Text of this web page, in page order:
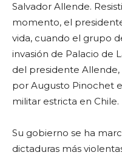
Salvador Allende.
momento, el
vida, cuando el grupo
invasión de Palacio de
del presidente
por Augusto Pinochet
militar estricta en Chile.
Su gobierno se ha
dictaduras más